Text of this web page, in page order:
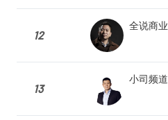
12
全说商业
13
小司频道